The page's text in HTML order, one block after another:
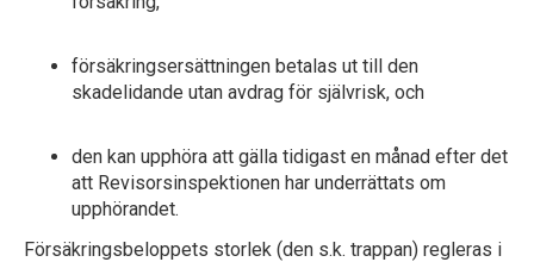
försäkringsersättningen betalas ut till den
skadelidande utan avdrag för självrisk, och
den kan upphöra att gälla tidigast en månad efter det
att Revisors­inspektionen har underrättats om
upphörandet.
Försäkringsbeloppets storlek (den s.k. trappan) regleras i